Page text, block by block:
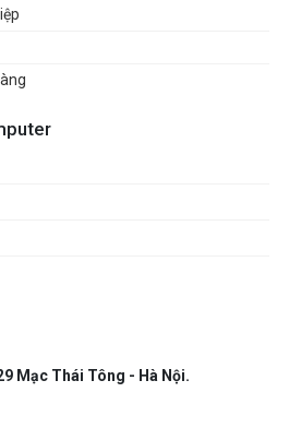
Mạc Thái Tông - Hà Nội.